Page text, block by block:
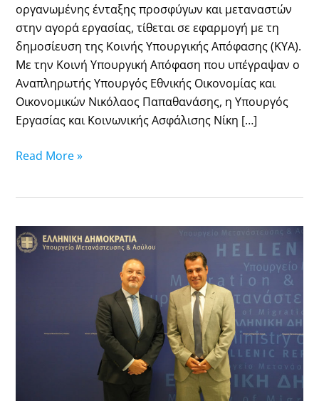
οργανωμένης ένταξης προσφύγων και μεταναστών
στην αγορά εργασίας, τίθεται σε εφαρμογή με τη
δημοσίευση της Κοινής Υπουργικής Απόφασης (ΚΥΑ).
Με την Κοινή Υπουργική Απόφαση που υπέγραψαν ο
Αναπληρωτής Υπουργός Εθνικής Οικονομίας και
Οικονομικών Νικόλαος Παπαθανάσης, η Υπουργός
Εργασίας και Κοινωνικής Ασφάλισης Νίκη […]
Read More »
Συνάντηση
του